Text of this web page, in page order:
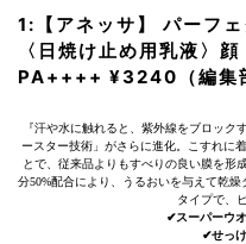
1:【アネッサ】 パーフ
〈日焼け止め用乳液〉
PA++++ ¥3240（編集
『汗や水に触れると、紫外線をブロッ
ースター技術」がさらに進化。こすれに
とで、従来品よりもすべりの良い膜を形
分50%配合により、うるおいを与えて乾
タイプで、
✔︎スーパーウ
✔︎せっ